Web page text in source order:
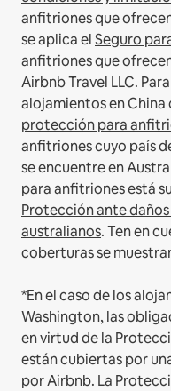
anfitriones que
se aplica elSeguro
anfitriones que
Airbnb Travel LLC.
alojamientos en
protección para
anfitriones cuyo país
se encuentre en
para anfitriones está
Protección ante
australianos. Ten en
coberturas se
*En el caso de los
Washington, las
en virtud de la
están cubiertas por
por Airbnb. La